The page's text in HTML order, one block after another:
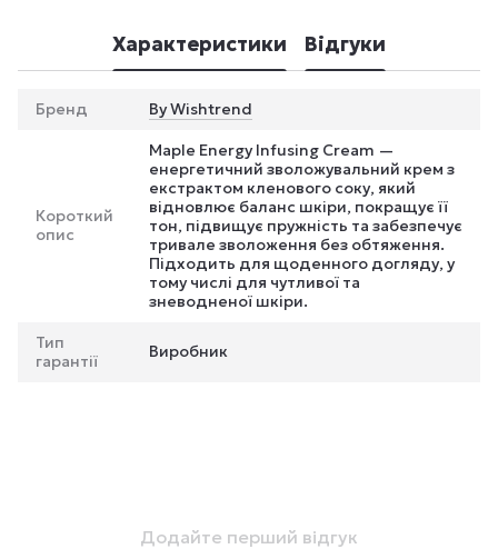
Характеристики Відгуки
Бренд By Wishtrend
Короткий
опис
Maple Energy Infusing Cream —
енергетичний зволожувальний крем з
екстрактом кленового соку, який
відновлює баланс шкіри, покращує її
тон, підвищує пружність та забезпечує
тривале зволоження без обтяження.
Підходить для щоденного догляду, у
тому числі для чутливої та
зневодненої шкіри.
Тип
гарантії
Виробник
Додайте перший відгук